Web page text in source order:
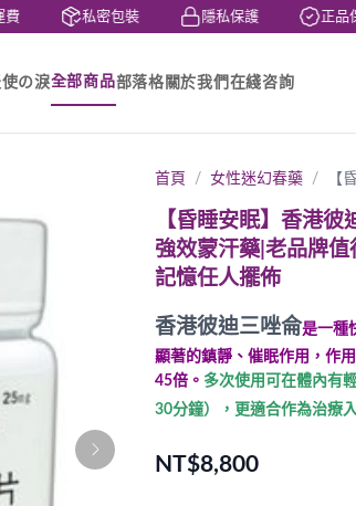
私密包裝 隱私保護 正品保障
使の淚全部商品部落格 關於我們 在綫咨詢
首頁 女性迷幻春藥 【
【昏睡安眠】香港
強效蒙汗藥|老品牌
記憶任人擺佈
香港彼迪三唑侖是一種
顯著的鎮靜、催眠作用，作
45倍。 多次使用可在體內有
30分鐘），更適合作為治療
NT$8,800